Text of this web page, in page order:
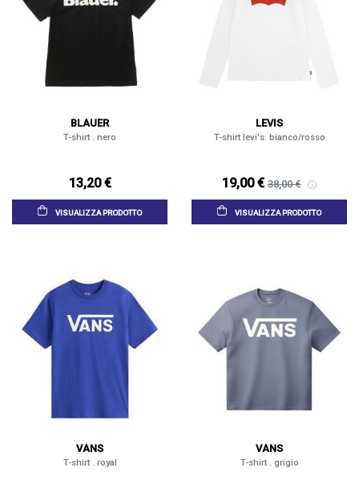
BLAUER
T-shirt . nero
13,20 €
VISUALIZZA PRODOTTO
LEVIS
T-shirt levi's. bianco/rosso
19,00 € 38,00 €
VISUALIZZA PRODOTTO
VANS
T-shirt . royal
VANS
T-shirt . grigio